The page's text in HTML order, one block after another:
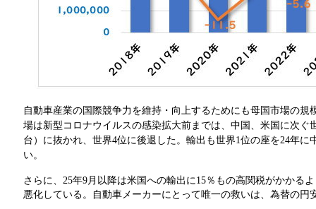
自動車産業の国際競争力を維持・向上するためにも母国市場の
場は新型コロナウイルスの感染拡大前までは、中国、米国に次ぐ
台）に抜かれ、世界4位に後退した。輸出も世界1位の座を24年に
い。
さらに、25年9月以降は米国への輸出に15％もの高関税がかかる
悪化している。自動車メーカーにとって唯一の救いは、為替の円